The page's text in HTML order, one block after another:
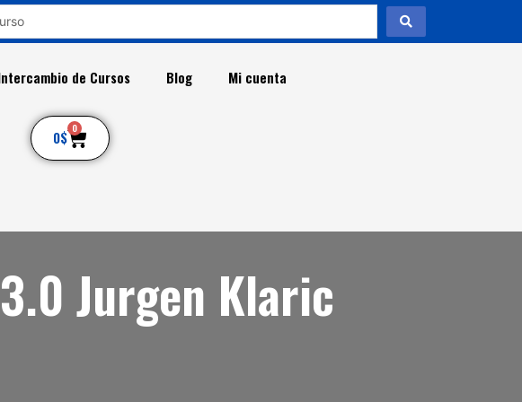
de Cursos Blog Mi cuenta
0$ 0 Cart
Jurgen Klaric